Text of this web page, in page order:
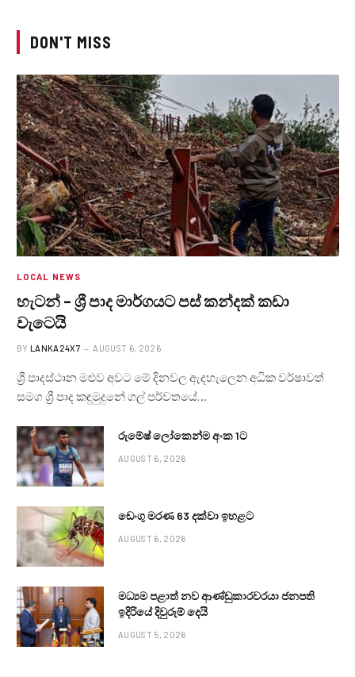
DON'T MISS
LOCAL NEWS
හැටන් – ශ්‍රී පාද මාර්ගයට පස් කන්දක් කඩා
වැටෙයි
BY LANKA24X7 AUGUST 6, 2026
ශ්‍රී පාදස්ථාන මළුව අවට මේ දිනවල ඇදහැලෙන අධික වර්ෂාවත්
සමග ශ්‍රී පාද කඳුමුදුනේ ගල් පර්වතයේ…
රුමේෂ් ලෝකෙන්ම අංක 1ට
AUGUST 6, 2026
ඩෙංගු මරණ 63 දක්වා ඉහළට
AUGUST 6, 2026
මධ්‍යම පළාත් නව ආණ්ඩුකාරවරයා ජනපති
ඉදිරියේ දිවුරුම් දෙයි
AUGUST 5, 2026